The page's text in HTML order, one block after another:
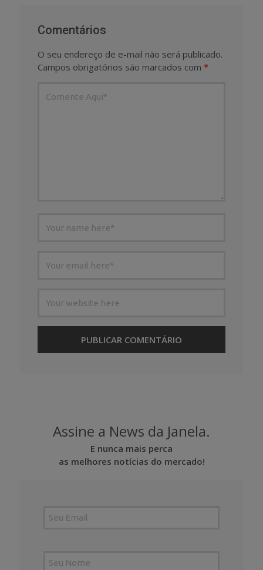
Comentários
O seu endereço de e-mail não será publicado.
Campos obrigatórios são marcados com *
Assine a News da Janela.
E nunca mais perca
as melhores notícias do mercado!